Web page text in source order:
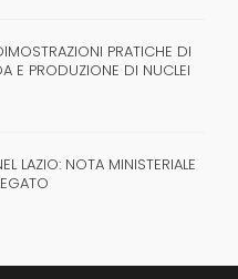
PRATICHE DI
E PRODUZIONE DI NUCLEI
LAZIO: NOTA MINISTERIALE